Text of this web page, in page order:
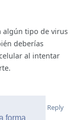
forma
algún tipo de virus
deberías
al intentar
Reply